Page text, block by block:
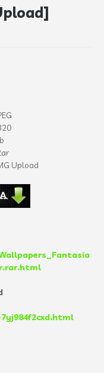
Upload